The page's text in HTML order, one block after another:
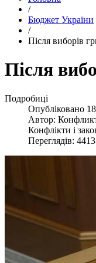
/
Бюджет України
/
Після виборів
Після
Подробиці
Опубліковано
Автор:
Конфлікти і
Переглядів: 4413